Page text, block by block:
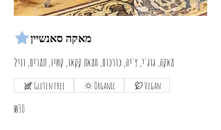
מאקה סאנשיין
מאקה, גוג'י, צ'יה, כורכום, חמאת קקאו, קשיו, תמרים, וניל
₪30
Gluten free Organic Vegan